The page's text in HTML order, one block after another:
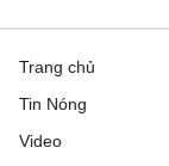
Trang chủ
Tin Nóng
Video